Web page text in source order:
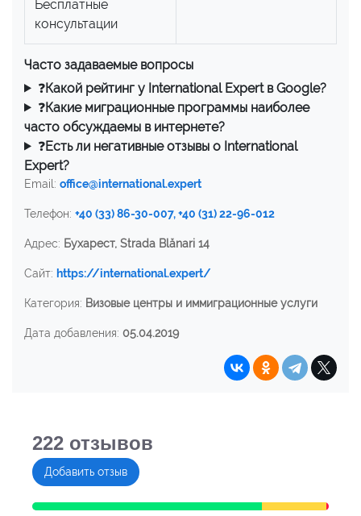
Бесплатные
консультации
Часто задаваемые вопросы
❓Какой рейтинг у International Expert в Google?
❓Какие миграционные программы наиболее
часто обсуждаемы в интернете?
❓Есть ли негативные отзывы о International
Expert?
Email: office@international.expert
Телефон: +40 (33) 86-30-007, +40 (31) 22-96-012
Адрес: Бухарест, Strada Blănari 14
Сайт: https://international.expert/
Категория: Визовые центры и иммиграционные услуги
Дата добавления: 05.04.2019
222 отзывов
Добавить отзыв